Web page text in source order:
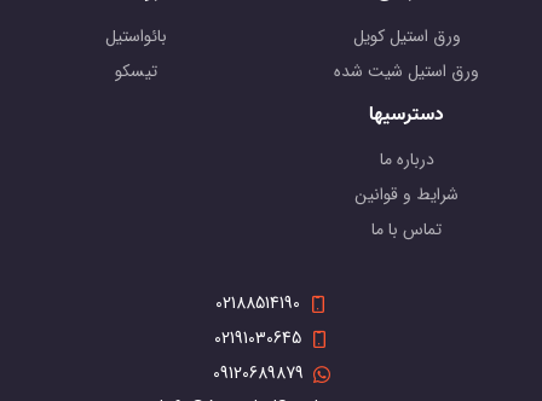
ورق استیل کویل
ورق استیل شیت شده
بائواستیل
تیسکو
دسترسیها
درباره ما
شرایط و قوانین
تماس با ما
02188514190
02191030645
09120689879